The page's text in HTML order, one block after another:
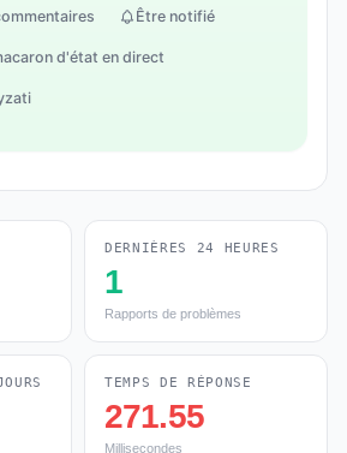
Être notifié
d'état en direct
DERNIÈRES 24 HEURES
1
Rapports de problèmes
TEMPS DE RÉPONSE
271.55
Millisecondes